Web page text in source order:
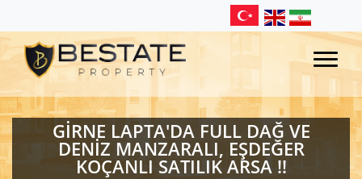
GİRNE LAPTA'DA FULL DAĞ VE
DENİZ MANZARALI, EŞDEĞER
KOÇANLI SATILIK ARSA !!